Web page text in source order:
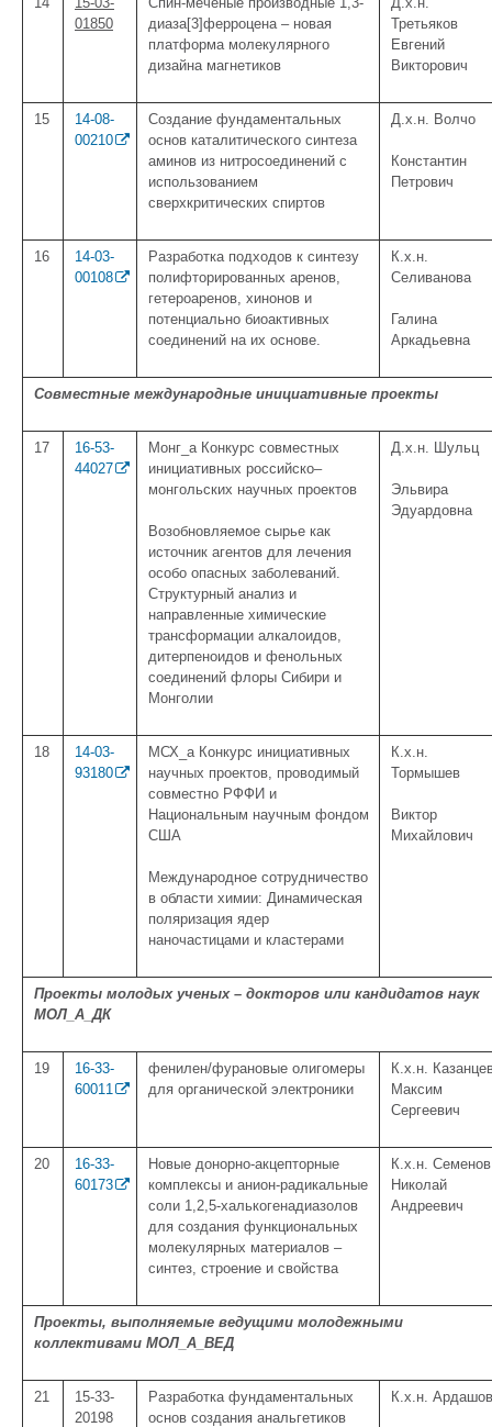
01850
диаза[3]ферроцена – новая
платформа молекулярного
дизайна магнетиков
Третьяков
Евгений
Викторович
15
14-08-
00210
Создание фундаментальных
основ каталитического синтеза
аминов из нитросоединений с
использованием
сверхкритических спиртов
Д.х.н. Волчо
Константин
Петрович
16
14-03-
00108
Разработка подходов к синтезу
полифторированных аренов,
гетероаренов, хинонов и
потенциально биоактивных
соединений на их основе.
К.х.н.
Селиванова
Галина
Аркадьевна
Совместные международные инициативные проекты
17
16-53-
44027
Монг_а Конкурс совместных
инициативных российско–
монгольских научных проектов
Возобновляемое сырье как
источник агентов для лечения
особо опасных заболеваний.
Структурный анализ и
направленные химические
трансформации алкалоидов,
дитерпеноидов и фенольных
соединений флоры Сибири и
Монголии
Д.х.н. Шульц
Эльвира
Эдуардовна
18
14-03-
93180
МСХ_а Конкурс инициативных
научных проектов, проводимый
совместно РФФИ и
Национальным научным фондом
США
Международное сотрудничество
в области химии: Динамическая
поляризация ядер
наночастицами и кластерами
К.х.н.
Тормышев
Виктор
Михайлович
Проекты молодых ученых – докторов или кандидатов наук
МОЛ_А_ДК
19
16-33-
60011
фенилен/фурановые олигомеры
для органической электроники
К.х.н.
Максим
Сергеевич
20
16-33-
60173
Новые донорно-акцепторные
комплексы и анион-радикальные
соли 1,2,5-халькогенадиазолов
для создания функциональных
молекулярных материалов –
синтез, строение и свойства
К.х.н. Семенов
Николай
Андреевич
Проекты, выполняемые ведущими молодежными
коллективами МОЛ_А_ВЕД
21
15-33-
20198
Разработка фундаментальных
основ создания анальгетиков
К.х.н. Ардашов